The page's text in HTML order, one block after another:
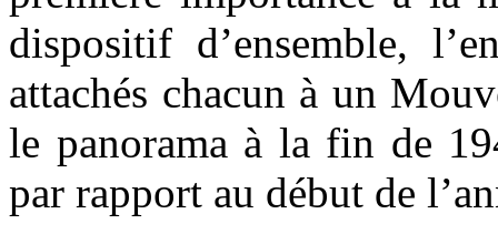
dispositif d’ensemble,
attachés chacun à un
le panorama à la fin de
par rapport au début de